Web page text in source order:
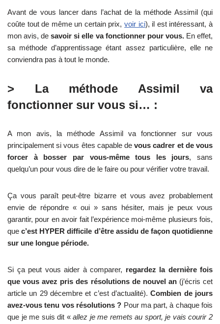
Avant de vous lancer dans l’achat de la méthode Assimil (qui
coûte tout de même un certain prix,voir ici), il est intéressant, à
mon avis, de savoir si elle va fonctionner pour vous.En effet,
sa méthode d’apprentissage étant assez particulière, elle ne
conviendra pas à tout le monde.
> La méthode Assimil va
fonctionner sur vous si… :
A mon avis, la méthode Assimil va fonctionner sur vous
principalement si vous êtes capable devous cadrer et de vous
forcer à bosser par vous-même tous les jours, sans
quelqu’un pour vous dire de le faire ou pour vérifier votre travail.
Ça vous paraît peut-être bizarre et vous avez probablement
envie de répondre « oui » sans hésiter, mais je peux vous
garantir, pour en avoir fait l’expérience moi-même plusieurs fois,
quec’est HYPER difficile d’être assidu de façon quotidienne
sur une longue période.
Si ça peut vous aider à comparer, regardez la dernière fois
que vous avez pris des résolutions de nouvel an(j’écris cet
article un 29 décembre et c’est d’actualité).Combien de jours
avez-vous tenu vos résolutions ? Pour ma part, à chaque fois
que je me suis dit «allez je me remets au sport, je vais courir 2